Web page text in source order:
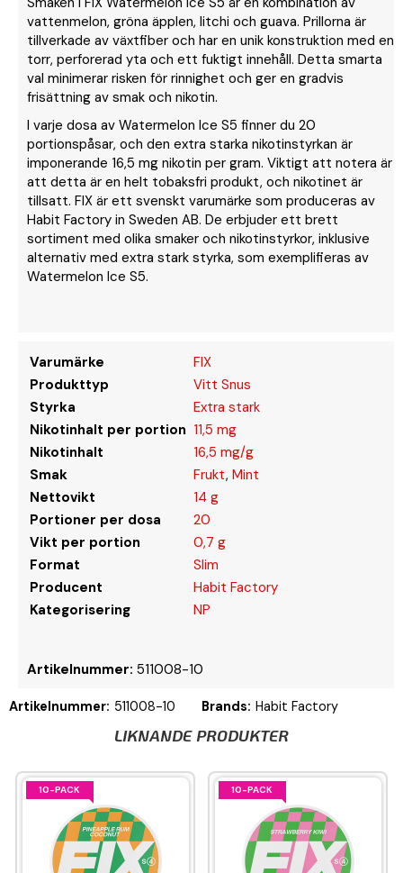
vattenmelon, gröna äpplen, litchi och guava. Prillorna är
tillverkade av växtfiber och har en unik konstruktion med en
torr, perforerad yta och ett fuktigt innehåll. Detta smarta
val minimerar risken för rinnighet och ger en gradvis
frisättning av smak och nikotin.
I varje dosa av Watermelon Ice S5 finner du 20
portionspåsar, och den extra starka nikotinstyrkan är
imponerande 16,5 mg nikotin per gram. Viktigt att notera är
att detta är en helt tobaksfri produkt, och nikotinet är
tillsatt. FIX är ett svenskt varumärke som produceras av
Habit Factory in Sweden AB. De erbjuder ett brett
sortiment med olika smaker och nikotinstyrkor, inklusive
alternativ med extra stark styrka, som exemplifieras av
Watermelon Ice S5.
Varumärke
FIX
Produkttyp
Vitt Snus
Styrka
Extra stark
Nikotinhalt per portion 11,5 mg
Nikotinhalt
16,5 mg/g
Smak
Frukt, Mint
Nettovikt
14 g
Portioner per dosa
20
Vikt per portion
0,7 g
Format
Slim
Producent
Habit Factory
Kategorisering
NP
Artikelnummer: 511008-10
Artikelnummer: 511008-10 Brands: Habit Factory
LIKNANDE PRODUKTER
10-PACK 10-PACK